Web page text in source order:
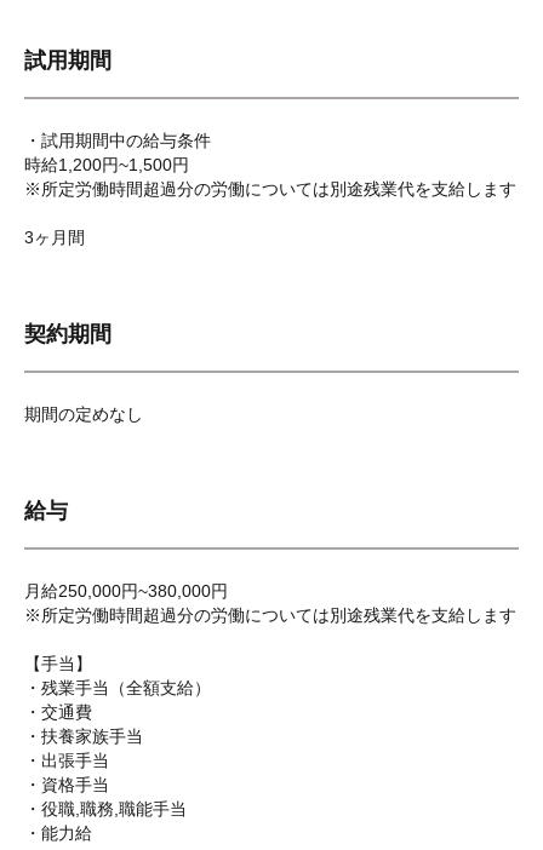
試用期間
・試用期間中の給与条件
時給1,200円~1,500円
※所定労働時間超過分の労働については別途残業代を支給します
3ヶ月間
契約期間
期間の定めなし
給与
月給250,000円~380,000円
※所定労働時間超過分の労働については別途残業代を支給します
【手当】
・残業手当（全額支給）
・交通費
・扶養家族手当
・出張手当
・資格手当
・役職,職務,職能手当
・能力給